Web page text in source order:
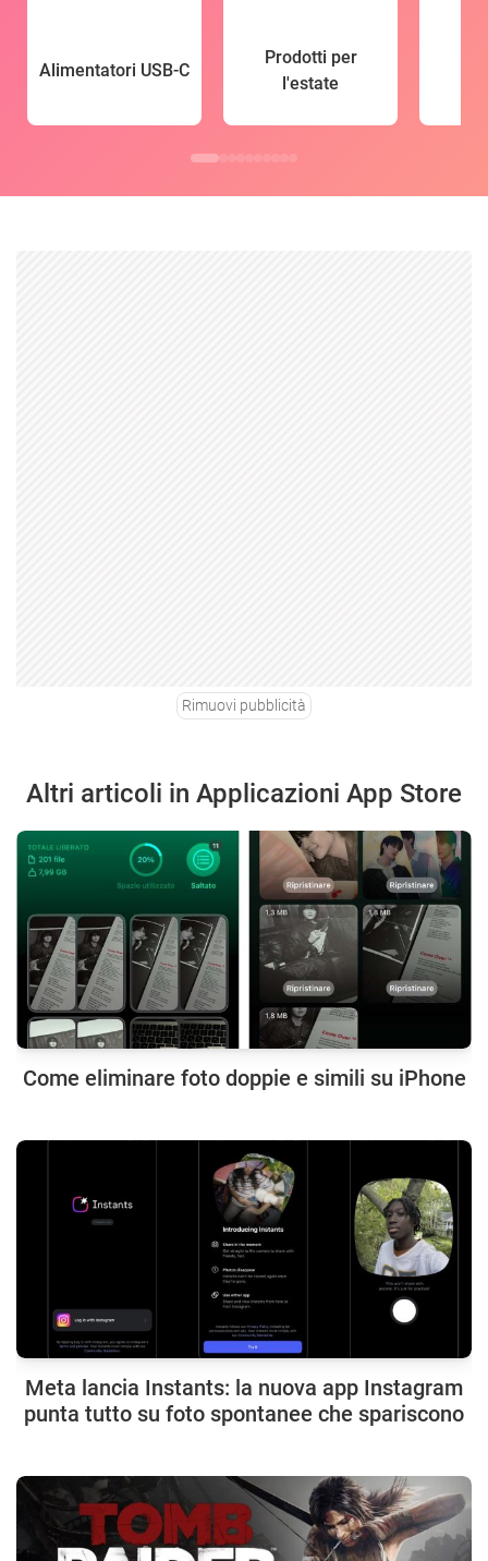
Alimentatori USB-C
Prodotti per
l'estate
Rimuovi pubblicità
Altri articoli in Applicazioni App Store
Come eliminare foto doppie e simili su iPhone
Meta lancia Instants: la nuova app Instagram
punta tutto su foto spontanee che spariscono